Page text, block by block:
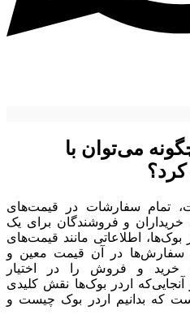
می‌توان با
کرد؟
تمام سفارشات در قیمت‌های
و فروشندگان برای یک
اطلاعاتی مانند قیمت‌های
در آن قیمت معین و
خرید و فروش را در اختیار
آنجایی‌که اردر بوک‌ها نقش کلیدی
که بدانیم اردر بوک چیست و